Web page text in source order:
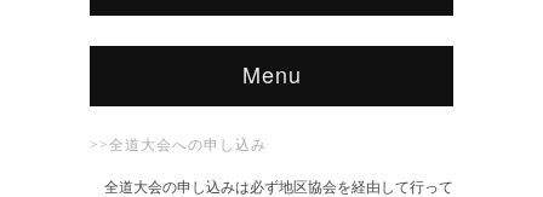
Menu
>>全道大会への申し込み
全道大会の申し込みは必ず地区協会を経由して行って